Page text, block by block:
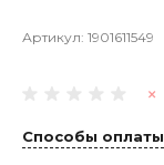
Артикул: 1901611549
Способы оплаты